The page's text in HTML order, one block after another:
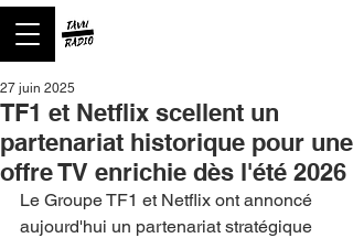
TF1 et Netflix scellent un
partenariat historique pour une
offre TV enrichie dès l'été 2026
27 juin 2025
Le Groupe TF1 et Netflix ont annoncé
aujourd'hui un partenariat stratégique